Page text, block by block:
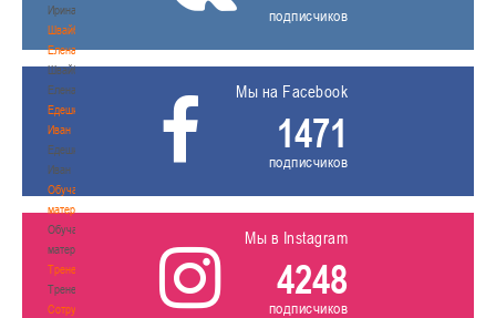
Ирина
Швайбович
Елена
Швайбович
Елена
Едешко
Иван
Едешко
Иван
Обучающие
материалы
Обучающие
материалы
Тренерам
Тренерам
Сотрудничество
подписчиков
Мы на Facebook
1471
подписчиков
Мы в Instagram
4248
подписчиков